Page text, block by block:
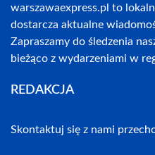
warszawaexpress.pl to
dostarcza aktualne
Zapraszamy do śledzenia
bieżąco z wydarzeniami w
REDAKCJA
Skontaktuj się z nami